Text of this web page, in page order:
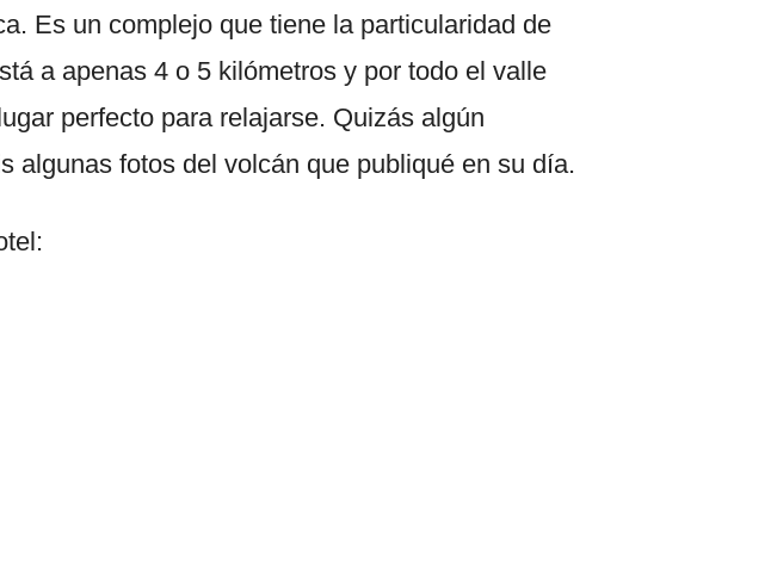
Es un complejo que tiene la particularidad de
a apenas 4 o 5 kilómetros y por todo el valle
perfecto para relajarse. Quizás algún
algunas fotos del volcán que publiqué en su día.